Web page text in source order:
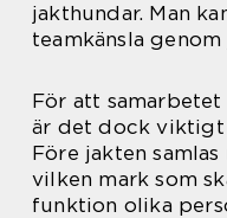
jakthundar. Man
teamkänsla
För att
är det dock viktigt
Före jakten
vilken mark som
funktion olika